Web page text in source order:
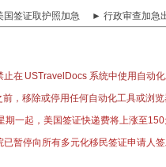
国签证取护照加急 ► 行政审查加急
在 USTravelDocs 系统中使用自动
，移除或停用任何自动化工具或浏览
期一起，美国签证快递费将上涨至150
暂停向所有多元化移民签证申请人签